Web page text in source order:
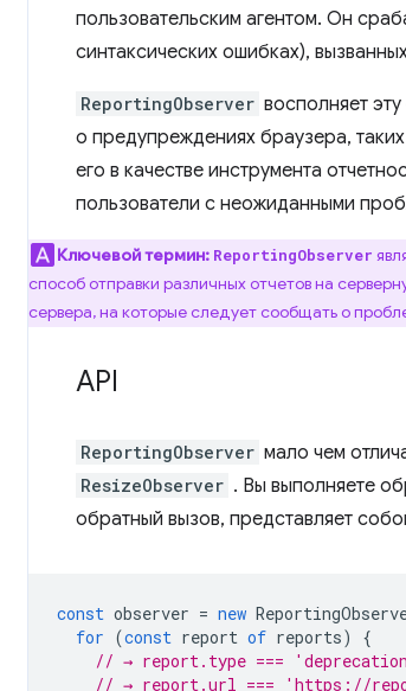
пользовательским агентом. Он
синтаксических ошибках),
ReportingObserver восполняет
о предупреждениях браузера,
его в качестве инструмента
пользователи с неожиданными
Ключевой термин: ReportingObserver
способ отправки различных отчетов на
сервера, на которые следует сообщать о
API
ReportingObserver мало чем
ResizeObserver . Вы выполняете
обратный вызов, представляет
const observer = new
for (const report of reports)
{
// → report.type ===
// → report.url === 'https://